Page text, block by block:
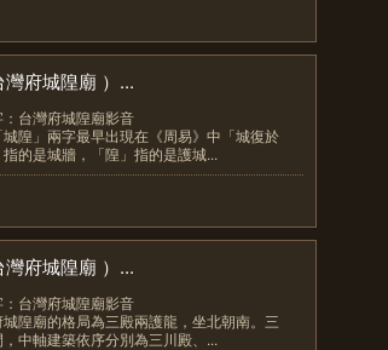
府城隍廟 ）...
台灣府城隍廟影音
隍」兩字最早出現在《周易》中「城復於
的是城牆，「隍」指的是護城...
府城隍廟 ）...
台灣府城隍廟影音
隍廟的格局為三殿兩護龍，坐北朝南。三
中軸建築依序分別為三川殿、...